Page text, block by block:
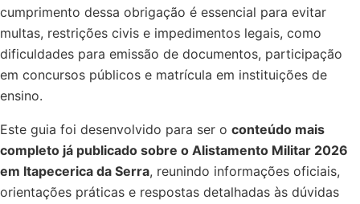
cumprimento dessa obrigação é essencial para evitar
multas, restrições civis e impedimentos legais, como
dificuldades para emissão de documentos, participação
em concursos públicos e matrícula em instituições de
ensino.
Este guia foi desenvolvido para ser o conteúdo mais
completo já publicado sobre o Alistamento Militar 2026
em Itapecerica da Serra, reunindo informações oficiais,
orientações práticas e respostas detalhadas às dúvidas